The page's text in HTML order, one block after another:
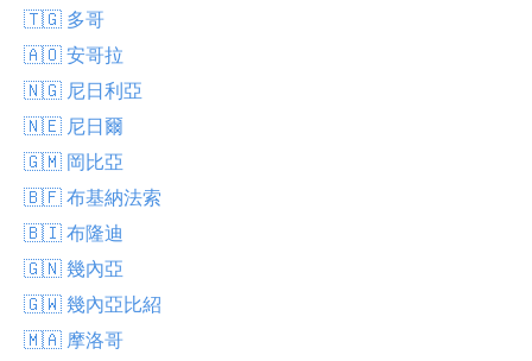
🇹🇬 多哥
🇦🇴 安哥拉
🇳🇬 尼日利亞
🇳🇪 尼日爾
🇬🇲 岡比亞
🇧🇫 布基納法索
🇧🇮 布隆迪
🇬🇳 幾內亞
🇬🇼 幾內亞比紹
🇲🇦 摩洛哥